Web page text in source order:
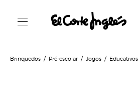
Brinquedos Pré-escolar Jogos Educativos